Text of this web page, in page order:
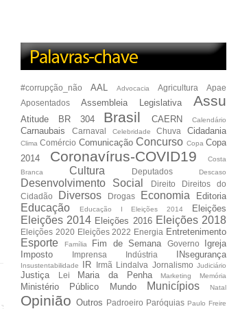
#corrupção_não AAL Advocacia Agricultura
Apae
Aposentados
Assembleia Legislativa Assu
Atitude BR 304 Brasil CAERN Calendário
Carnaubais Carnaval Celebridade Chuva Cidadania
Clima Comércio Comunicação Concurso Copa Copa
2014
Coronavírus-COVID19
Costa
Branca
Cultura Deputados Descaso
Desenvolvimento Social Direito
Direitos do
Cidadão
Diversos Drogas Economia Editoria
Educação Educação I Eleições 2014 Eleições
Eleições 2014 Eleições 2016 Eleições 2018
Eleições 2020 Eleições 2022 Energia Entretenimento
Esporte Família Fim de Semana Governo
Igreja
Imposto
Imprensa Indústria INsegurança
Insustentabilidade IR Irmã Lindalva Jornalismo Judiciário
Justiça Lei Maria da Penha Marketing Memória
Ministério Público Mundo Municípios Natal
Opinião Outros Padroeiro Paróquias Paulo Freire